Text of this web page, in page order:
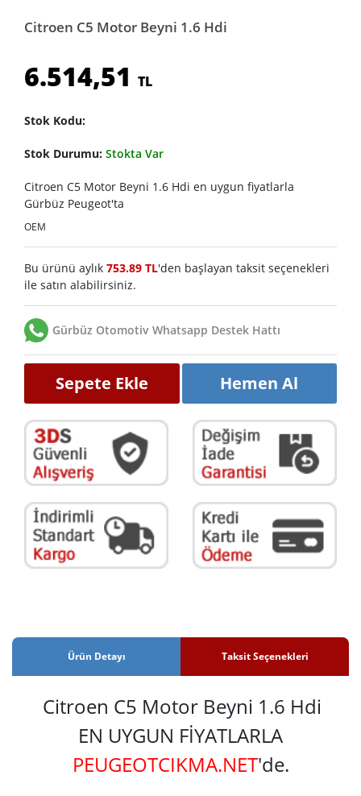
Citroen C5 Motor Beyni 1.6 Hdi
6.514,51 TL
Stok Kodu:
Stok Durumu: Stokta Var
Citroen C5 Motor Beyni 1.6 Hdi en uygun fiyatlarla
Gürbüz Peugeot'ta
OEM
Bu ürünü aylık 753.89 TL'den başlayan taksit seçenekleri
ile satın alabilirsiniz.
Gürbüz Otomotiv Whatsapp Destek Hattı
Sepete Ekle Hemen Al
Ürün Detayı Taksit Seçenekleri
Citroen C5 Motor Beyni 1.6 Hdi
EN UYGUN FİYATLARLA
PEUGEOTCIKMA.NET'de.